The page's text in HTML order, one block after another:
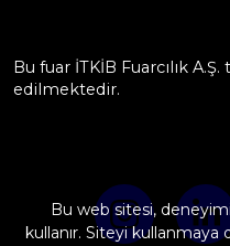
Bu fuar İTKİB Fuarcılık
edilmektedir.
Bu web sitesi,
kullanır. Siteyi kullanmaya